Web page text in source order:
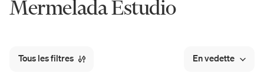
Mermelada Estudio
Tous les filtres En vedette